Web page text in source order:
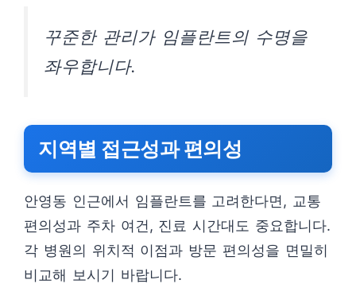
꾸준한 관리가 임플란트의 수명을
좌우합니다.
지역별 접근성과 편의성
안영동 인근에서 임플란트를 고려한다면, 교통
편의성과 주차 여건, 진료 시간대도 중요합니다.
각 병원의 위치적 이점과 방문 편의성을 면밀히
비교해 보시기 바랍니다.